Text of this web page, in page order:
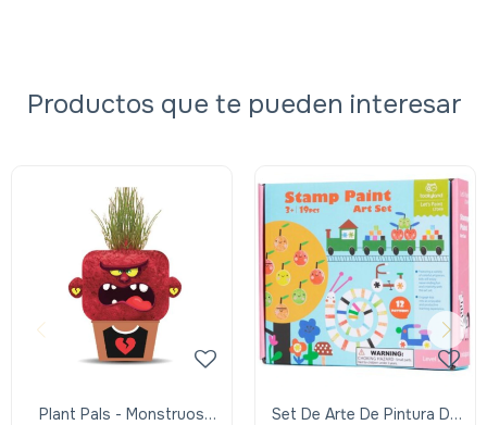
Productos que te pueden interesar
Plant Pals - Monstruos
Set De Arte De Pintura De